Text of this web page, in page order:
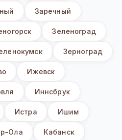
Заречный
Зеленоград
Зерноград
Ижевск
Иннсбрук
Истра Ишим
Ола Кабанск